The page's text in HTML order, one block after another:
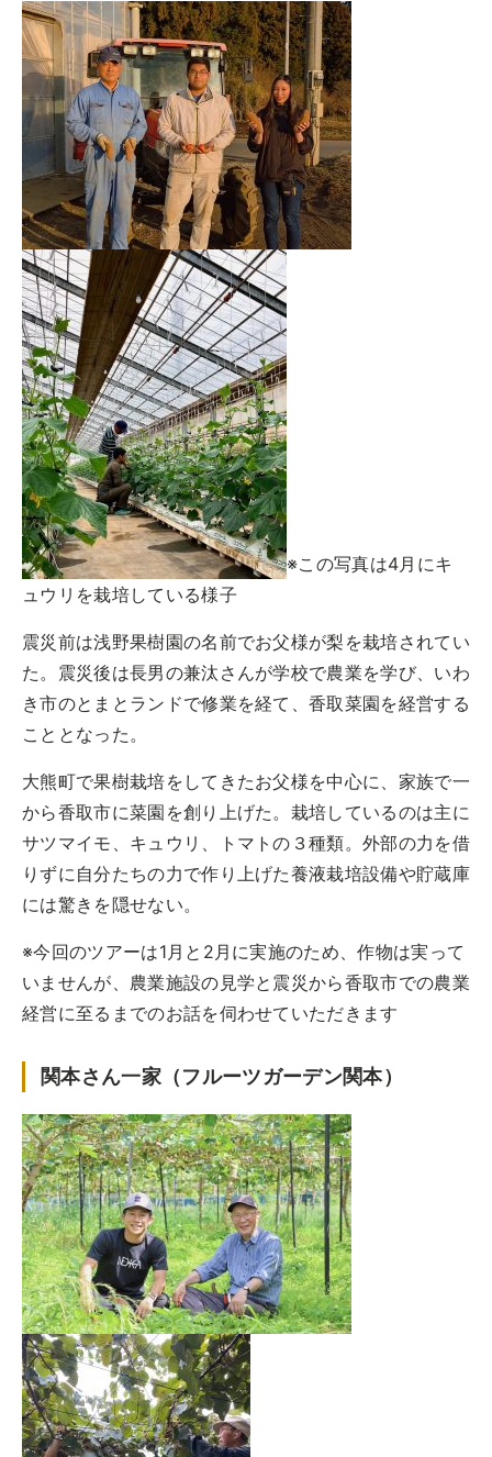
※この写真は4月にキ
ュウリを栽培している様子
震災前は浅野果樹園の名前でお父様が梨を栽培されてい
た。震災後は長男の兼汰さんが学校で農業を学び、いわ
き市のとまとランドで修業を経て、香取菜園を経営する
こととなった。
大熊町で果樹栽培をしてきたお父様を中心に、家族で一
から香取市に菜園を創り上げた。栽培しているのは主に
サツマイモ、キュウリ、トマトの３種類。外部の力を借
りずに自分たちの力で作り上げた養液栽培設備や貯蔵庫
には驚きを隠せない。
※今回のツアーは1月と2月に実施のため、作物は実って
いませんが、農業施設の見学と震災から香取市での農業
経営に至るまでのお話を伺わせていただきます
関本さん一家（フルーツガーデン関本）